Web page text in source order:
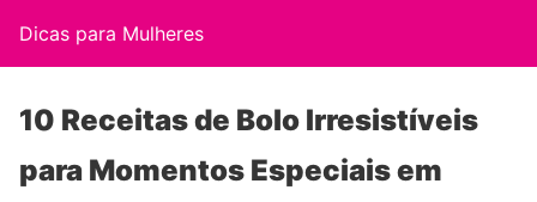
Dicas para Mulheres
10 Receitas de Bolo Irresistíveis
para Momentos Especiais em